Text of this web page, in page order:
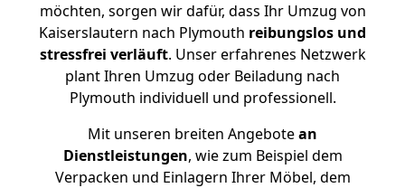
möchten, sorgen wir dafür, dass Ihr Umzug von
Kaiserslautern nach Plymouth reibungslos und
stressfrei verläuft. Unser erfahrenes Netzwerk
plant Ihren Umzug oder Beiladung nach
Plymouth individuell und professionell.
Mit unseren breiten Angebotean
Dienstleistungen, wie zum Beispiel dem
Verpacken und Einlagern Ihrer Möbel, dem